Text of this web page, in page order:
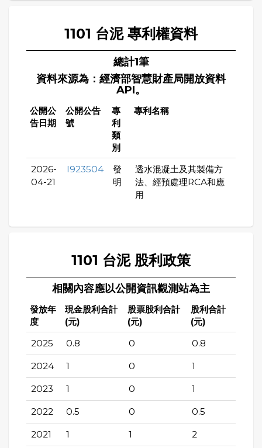
1101 台泥 專利權資料
總計1筆
資料來源為：經濟部智慧財產局開放資料
API。
公開公
告日期
公開公告
號
專
利
類
別
專利名稱
2026-
04-21
I923504
發
明
透水混凝土及其製備方
法、經預處理RCA和應
用
1101 台泥 股利政策
相關內容應以公開資訊觀測站為主
發放年
度
現金股利合計
(元)
股票股利合計
(元)
股利合計
(元)
2025 0.8 0 0.8
2024 1 0 1
2023 1 0 1
2022 0.5 0 0.5
2021 1 1 2